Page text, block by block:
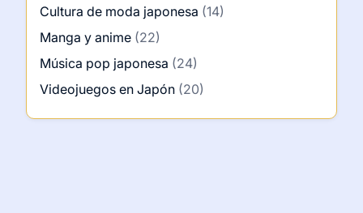
Cultura de moda japonesa (14)
Manga y anime (22)
Música pop japonesa (24)
Videojuegos en Japón (20)